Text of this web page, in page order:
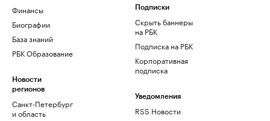
Финансы
Биографии
База знаний
РБК Образование
Новости
регионов
Санкт-Петербург
и область
Подписки
Скрыть баннеры
на РБК
Подписка на РБК
Корпоративная
подписка
Уведомления
RSS Новости